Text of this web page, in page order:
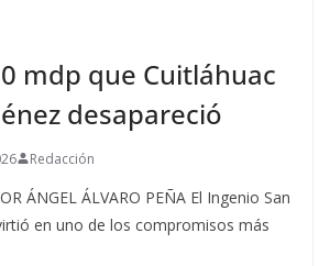
mdp que Cuitláhuac
desapareció
Redacción
ÁNGEL ÁLVARO PEÑA El Ingenio San
en uno de los compromisos más